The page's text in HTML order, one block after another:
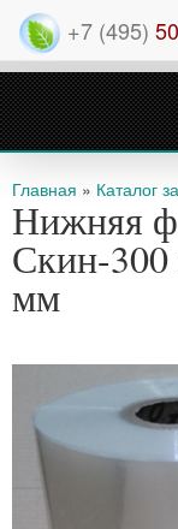
+7 (495)
Вы здесь
Главная » Каталог
Нижняя
Скин-
мм